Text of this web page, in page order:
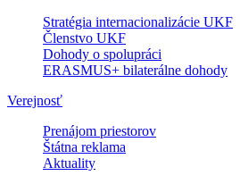
Stratégia internacionalizácie UKF
Členstvo UKF
Dohody o spolupráci
ERASMUS+ bilaterálne dohody
Verejnosť
Prenájom priestorov
Štátna reklama
Aktuality